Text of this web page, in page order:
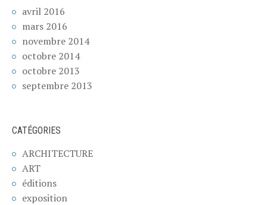
avril 2016
mars 2016
novembre 2014
octobre 2014
octobre 2013
septembre 2013
CATÉGORIES
ARCHITECTURE
ART
éditions
exposition